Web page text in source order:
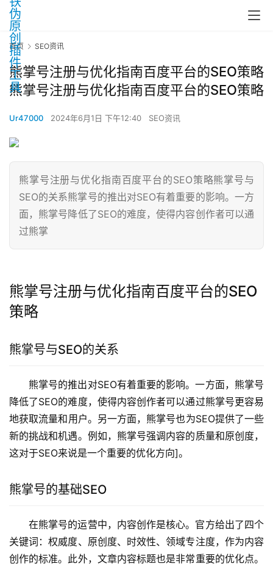
首页 SEO资讯
熊掌号注册与优化指南百度平台的SEO策略
熊掌号注册与优化指南百度平台的SEO策略
Ur47000 2024年6月1日 下午12:40 SEO资讯
熊掌号注册与优化指南百度平台的SEO策略熊掌号与
SEO的关系熊掌号的推出对SEO有着重要的影响。一方
面，熊掌号降低了SEO的难度，使得内容创作者可以通
过熊掌
熊掌号注册与优化指南百度平台的SEO
策略
熊掌号与SEO的关系
熊掌号的推出对SEO有着重要的影响。一方面，熊掌号
降低了SEO的难度，使得内容创作者可以通过熊掌号更容易
地获取流量和用户。另一方面，熊掌号也为SEO提供了一些
新的挑战和机遇。例如，熊掌号强调内容的质量和原创度，
这对于SEO来说是一个重要的优化方向]。
熊掌号的基础SEO
在熊掌号的运营中，内容创作是核心。官方给出了四个
关键词：权威度、原创度、时效性、领域专注度，作为内容
创作的标准。此外，文章内容标题也是非常重要的优化点。